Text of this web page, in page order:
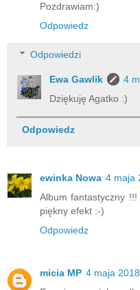
Pozdrawiam:)
Odpowiedz
Odpowiedzi
Ewa Gawlik
4
Dziękuję Agatko :)
Odpowiedz
ewinka Nowa 4 maja
Album fantastyczny
piękny efekt :-)
Odpowiedz
micia MP 4 maja